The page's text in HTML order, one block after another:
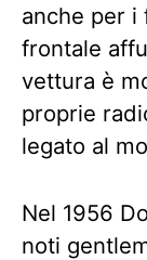
anche per i
frontale
vettura è
proprie
legato al
Nel 1956
noti